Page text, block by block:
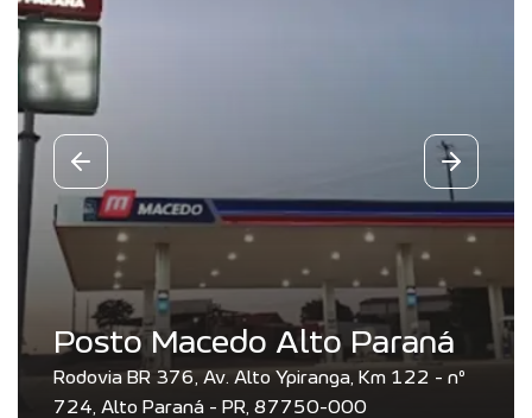
Posto Macedo Alto Paraná
Rodovia BR 376, Av. Alto Ypiranga, Km 122 - nº
724, Alto Paraná - PR, 87750-000